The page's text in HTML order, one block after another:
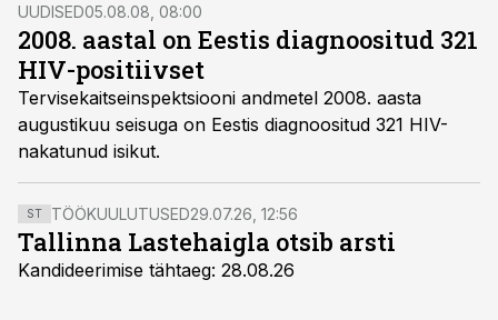
UUDISED05.08.08, 08:00
2008. aastal on Eestis diagnoositud 321
HIV-positiivset
Tervisekaitseinspektsiooni andmetel 2008. aasta
augustikuu seisuga on Eestis diagnoositud 321 HIV-
nakatunud isikut.
ST TÖÖKUULUTUSED29.07.26, 12:56
Tallinna Lastehaigla otsib arsti
Kandideerimise tähtaeg: 28.08.26